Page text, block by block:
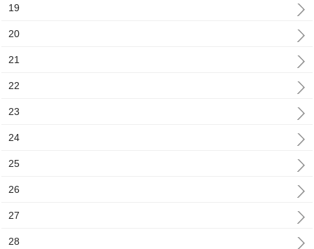
19
20
21
22
23
24
25
26
27
28